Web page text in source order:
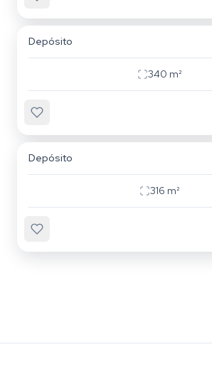
Depósito
340 m²
Depósito
316 m²